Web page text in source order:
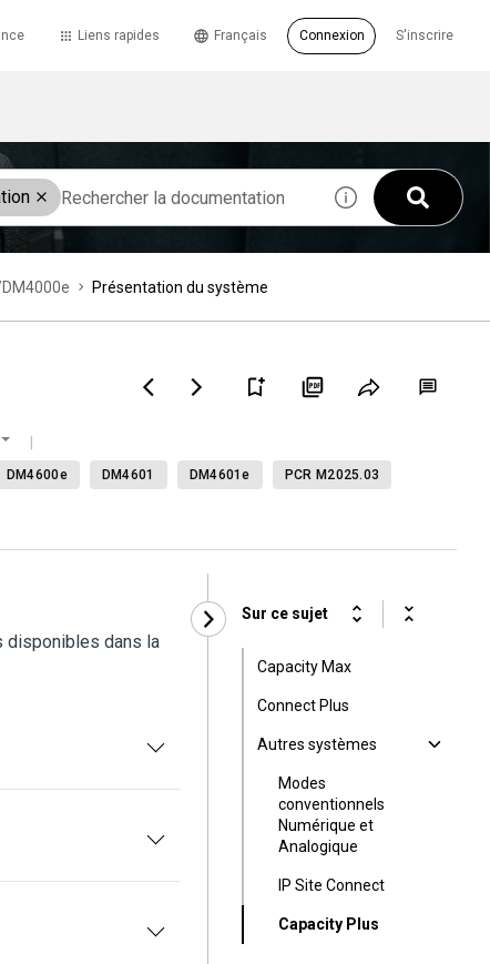
Liens rapides S'inscrire
Français Connexion
Présentation du système
DM4600e DM4601 DM4601e PCR M2025.03
disponibles dans la
Sur ce sujet
Capacity Max
Connect Plus
Autres systèmes
Modes
conventionnels
Numérique et
Analogique
IP Site Connect
Capacity Plus